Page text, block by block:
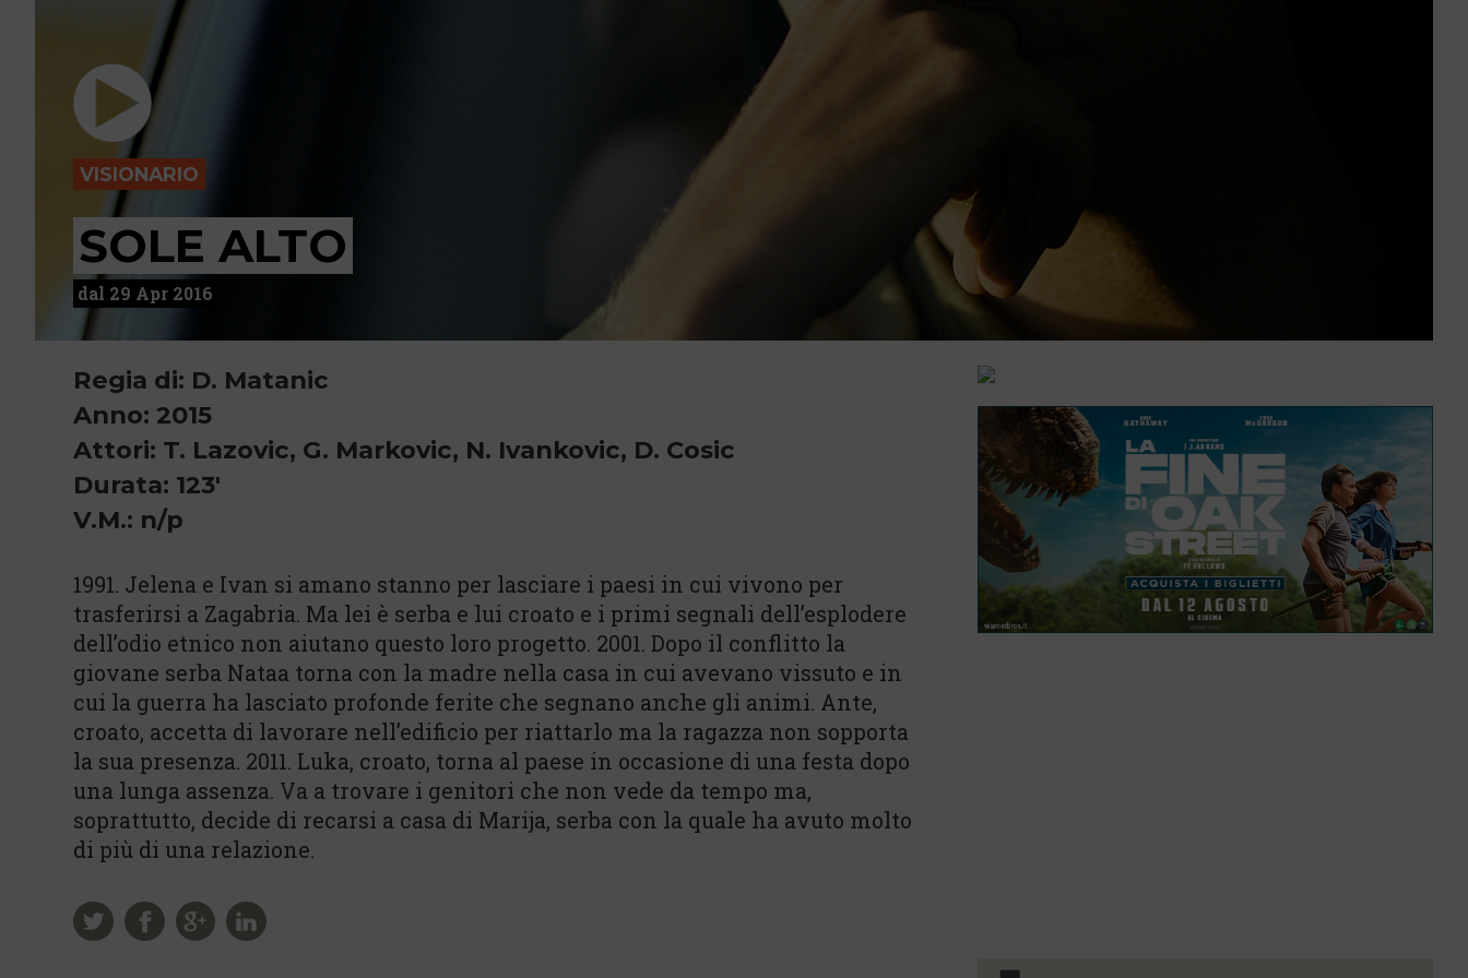
VISIONARIO
SOLE ALTO
dal 29 Apr 2016
Regia di: D. Matanic
Anno: 2015
Attori: T. Lazovic, G. Markovic, N. Ivankovic, D. Cosic
Durata: 123'
V.M.: n/p
1991. Jelena e Ivan si amano stanno per lasciare i paesi in cui vivono per
trasferirsi a Zagabria. Ma lei è serba e lui croato e i primi segnali dell’esplodere
dell’odio etnico non aiutano questo loro progetto. 2001. Dopo il conflitto la
giovane serba Nataa torna con la madre nella casa in cui avevano vissuto e in
cui la guerra ha lasciato profonde ferite che segnano anche gli animi. Ante,
croato, accetta di lavorare nell’edificio per riattarlo ma la ragazza non sopporta
la sua presenza. 2011. Luka, croato, torna al paese in occasione di una festa dopo
una lunga assenza. Va a trovare i genitori che non vede da tempo ma,
soprattutto, decide di recarsi a casa di Marija, serba con la quale ha avuto molto
di più di una relazione.